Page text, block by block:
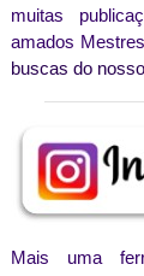
muitas
amados
buscas do
Mais uma